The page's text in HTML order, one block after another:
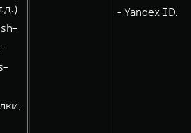
- Yandex ID.